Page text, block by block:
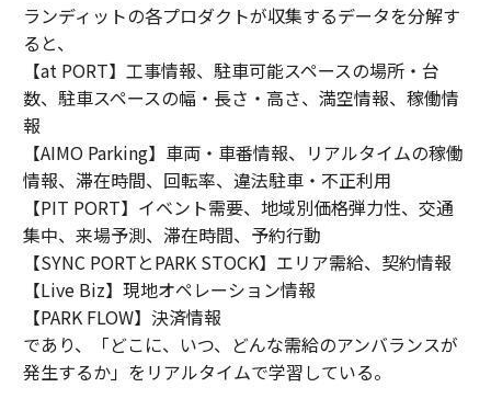
ランディットの各プロダクトが収集するデータを分解す
ると、
【at PORT】工事情報、駐車可能スペースの場所・台
数、駐車スペースの幅・長さ・高さ、満空情報、稼働情
報
【AIMO Parking】車両・車番情報、リアルタイムの稼働
情報、滞在時間、回転率、違法駐車・不正利用
【PIT PORT】イベント需要、地域別価格弾力性、交通
集中、来場予測、滞在時間、予約行動
【SYNC PORTとPARK STOCK】エリア需給、契約情報
【Live Biz】現地オペレーション情報
【PARK FLOW】決済情報
であり、「どこに、いつ、どんな需給のアンバランスが
発生するか」をリアルタイムで学習している。